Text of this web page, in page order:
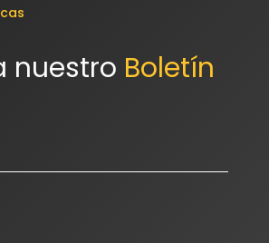
nuestro Boletín